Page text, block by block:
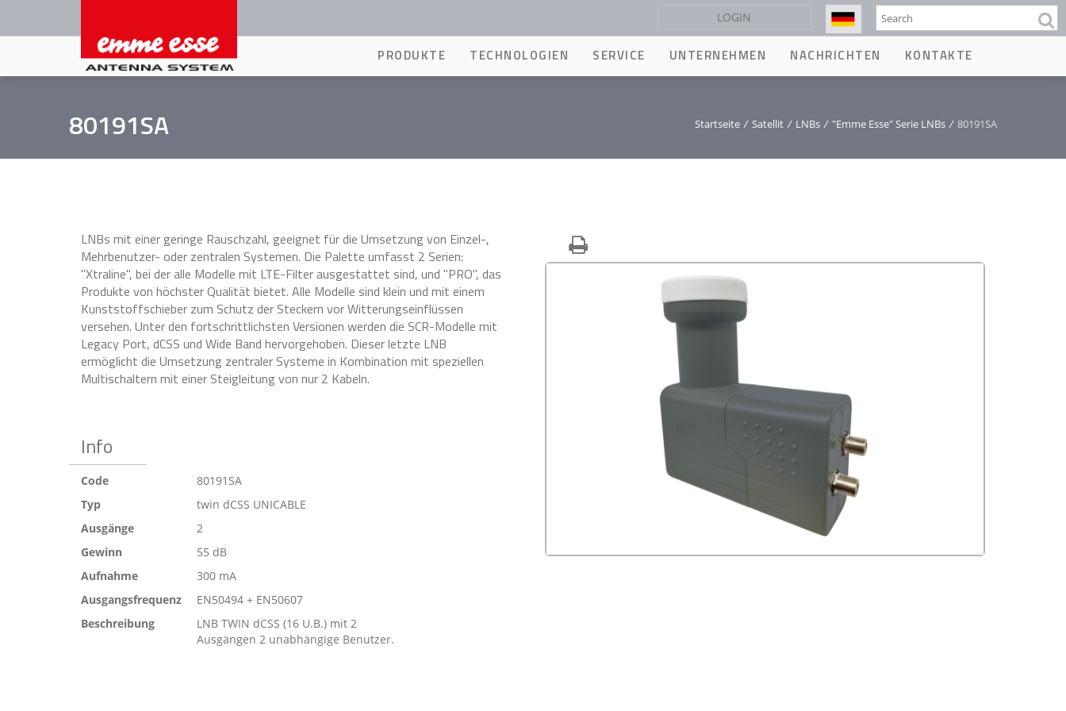
Inhalt
LOGIN Suche
PRODUKTE TECHNOLOGIEN SERVICE UNTERNEHMEN NACHRICHTEN KONTAKTE
80191SA Startseite / Satellit / LNBs / "Emme Esse" Serie LNBs / 80191SA
LNBs mit einer geringe Rauschzahl, geeignet für die Umsetzung von Einzel-,
Mehrbenutzer- oder zentralen Systemen. Die Palette umfasst 2 Serien:
"Xtraline", bei der alle Modelle mit LTE-Filter ausgestattet sind, und "PRO", das
Produkte von höchster Qualität bietet. Alle Modelle sind klein und mit einem
Kunststoffschieber zum Schutz der Steckern vor Witterungseinflüssen
versehen. Unter den fortschrittlichsten Versionen werden die SCR-Modelle mit
Legacy Port, dCSS und Wide Band hervorgehoben. Dieser letzte LNB
ermöglicht die Umsetzung zentraler Systeme in Kombination mit speziellen
Multischaltern mit einer Steigleitung von nur 2 Kabeln.
Info
Code
80191SA
Typ
twin dCSS UNICABLE
Ausgänge
2
Gewinn
55 dB
Aufnahme
300 mA
Ausgangsfrequenz
EN50494 + EN50607
Beschreibung
LNB TWIN dCSS (16 U.B.) mit 2
Ausgängen 2 unabhängige Benutzer.